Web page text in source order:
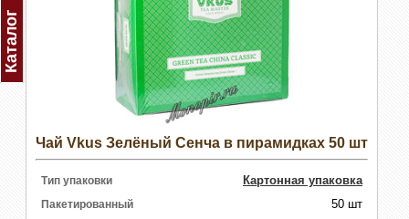
Каталог
Чай Vkus Зелёный Сенча в пирамидках 50 шт
Тип упаковки Картонная упаковка
Пакетированный 50 шт